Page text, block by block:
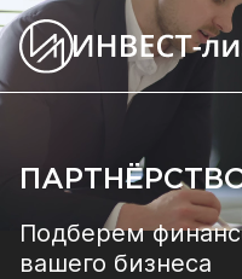
Подберем
вашего бизнеса